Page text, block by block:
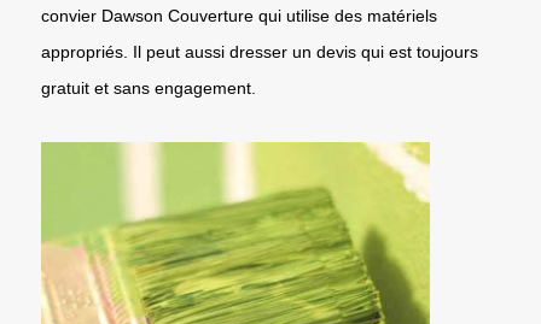
convier Dawson Couverture qui utilise des matériels
appropriés. Il peut aussi dresser un devis qui est toujours
gratuit et sans engagement.